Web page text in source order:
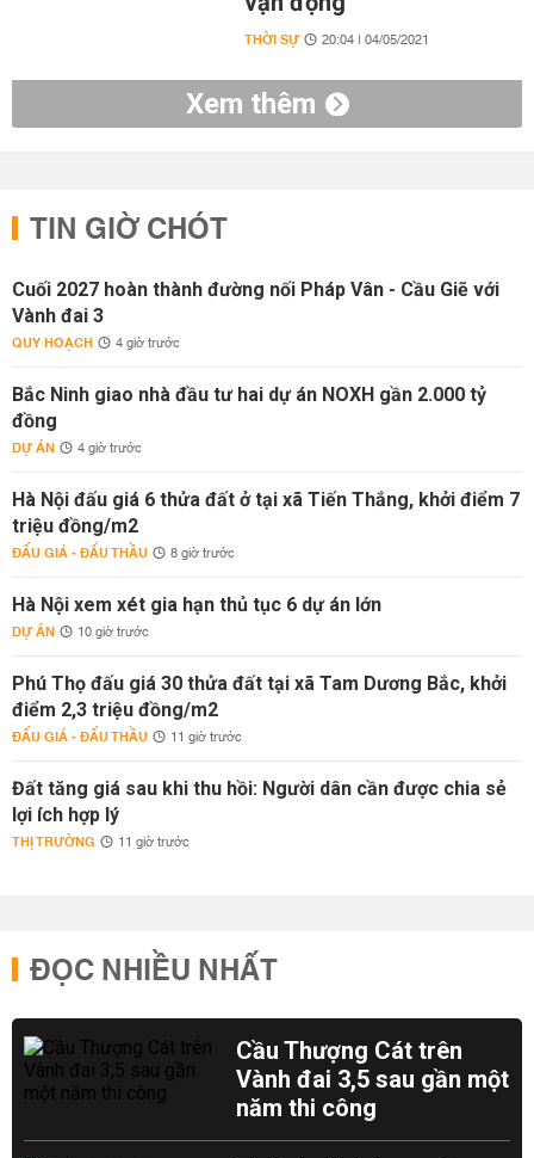
THỜI SỰ 20:04 | 04/05/2021
Xem thêm
TIN GIỜ CHÓT
Cuối 2027 hoàn thành đường nối Pháp Vân - Cầu Giẽ với
Vành đai 3
QUY HOẠCH 4 giờ trước
Bắc Ninh giao nhà đầu tư hai dự án NOXH gần 2.000 tỷ
đồng
DỰ ÁN 4 giờ trước
Hà Nội đấu giá 6 thửa đất ở tại xã Tiến Thắng, khởi điểm 7
triệu đồng/m2
ĐẤU GIÁ - ĐẤU THẦU 8 giờ trước
Hà Nội xem xét gia hạn thủ tục 6 dự án lớn
DỰ ÁN 10 giờ trước
Phú Thọ đấu giá 30 thửa đất tại xã Tam Dương Bắc, khởi
điểm 2,3 triệu đồng/m2
ĐẤU GIÁ - ĐẤU THẦU 11 giờ trước
Đất tăng giá sau khi thu hồi: Người dân cần được chia sẻ
lợi ích hợp lý
THỊ TRƯỜNG 11 giờ trước
ĐỌC NHIỀU NHẤT
Cầu Thượng Cát trên
Vành đai 3,5 sau gần một
năm thi công